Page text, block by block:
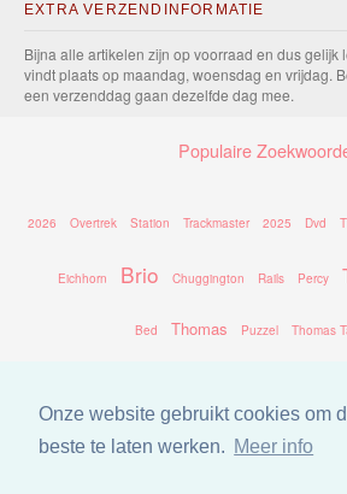
Onze website gebruikt cookies om
beste te laten werken. Meer info
EXTRA VERZENDINFORMATIE
Bijna alle artikelen zijn op voorraad en dus gelijk
vindt plaats op maandag, woensdag en vrijdag.
een verzenddag gaan dezelfde dag mee.
Populaire
2026 Overtrek Station Trackmaster 2025 Dvd
Eichhorn Brio Chuggington Rails Percy
Bed Thomas Puzzel Thomas